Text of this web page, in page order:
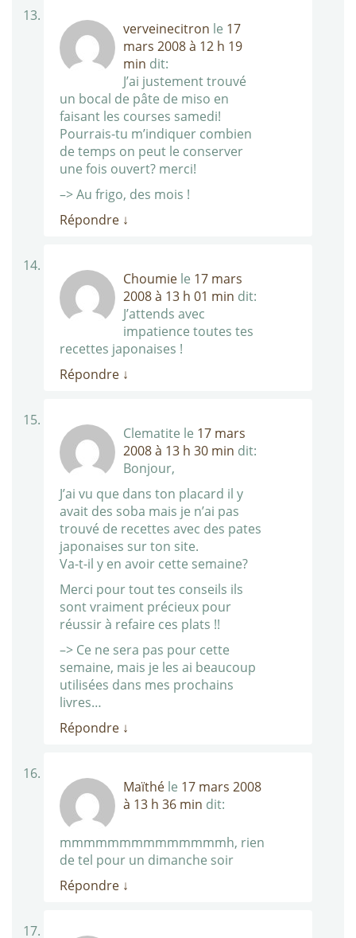
verveinecitron le 17
mars 2008 à 12 h 19
min dit:
J’ai justement trouvé
un bocal de pâte de miso en
faisant les courses samedi!
Pourrais-tu m’indiquer combien
de temps on peut le conserver
une fois ouvert? merci!
–> Au frigo, des mois !
Répondre ↓
Choumie le 17 mars
2008 à 13 h 01 min dit:
J’attends avec
impatience toutes tes
recettes japonaises !
Répondre ↓
Clematite le 17 mars
2008 à 13 h 30 min dit:
Bonjour,
J’ai vu que dans ton placard il y
avait des soba mais je n’ai pas
trouvé de recettes avec des pates
japonaises sur ton site.
Va-t-il y en avoir cette semaine?
Merci pour tout tes conseils ils
sont vraiment précieux pour
réussir à refaire ces plats !!
–> Ce ne sera pas pour cette
semaine, mais je les ai beaucoup
utilisées dans mes prochains
livres…
Répondre ↓
Maïthé le 17 mars 2008
à 13 h 36 min dit:
mmmmmmmmmmmmmmh, rien
de tel pour un dimanche soir
Répondre ↓